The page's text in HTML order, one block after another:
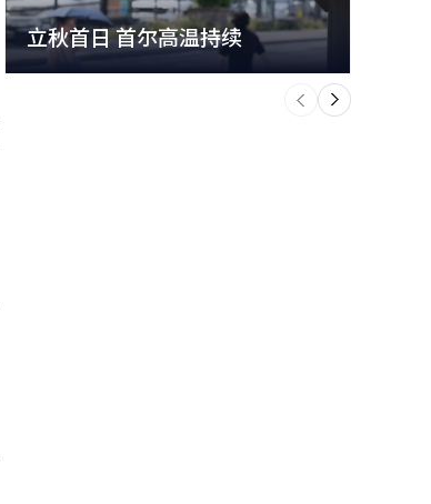
立秋首日 首尔高温持续
下
一
个